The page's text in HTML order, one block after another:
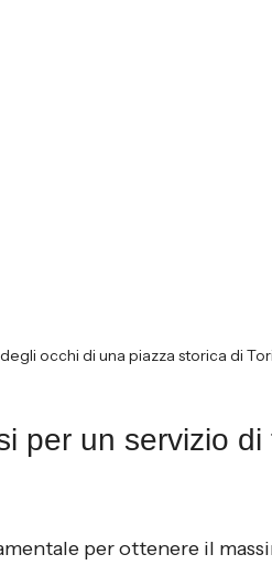
occhi di una piazza storica di
per un servizio
per ottenere il